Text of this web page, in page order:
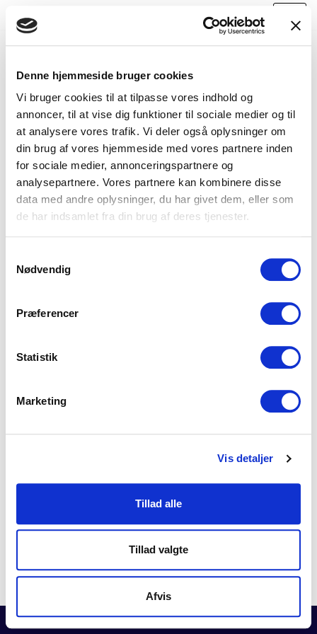
Denne hjemmeside bruger cookies
Vi bruger cookies til at tilpasse vores indhold og
annoncer, til at vise dig funktioner til sociale medier og til
at analysere vores trafik. Vi deler også oplysninger om
din brug af vores hjemmeside med vores partnere inden
for sociale medier, annonceringspartnere og
analysepartnere. Vores partnere kan kombinere disse
data med andre oplysninger, du har givet dem, eller som
de har indsamlet fra din brug af deres tjenester.
Nødvendig
Præferencer
Statistik
Marketing
Vis detaljer
Tillad alle
Tillad valgte
Afvis
Skip
content
BLOG
Neve| Powered byWordPress